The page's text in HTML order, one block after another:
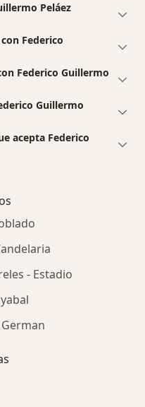
Peláez
Federico
Federico Guillermo
Guillermo
acepta Federico
- Estadio